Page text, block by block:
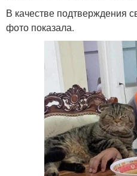
В качестве подтверждения
фото показала.